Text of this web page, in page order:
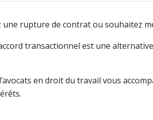
une rupture de contrat ou souhaitez
transactionnel est une
en droit du travail vous